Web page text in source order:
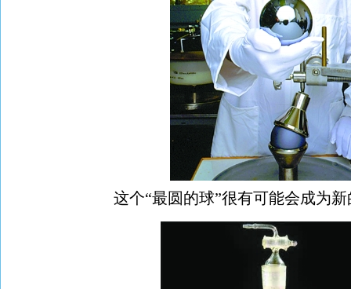
这个“最圆的球”很有可能会成为新